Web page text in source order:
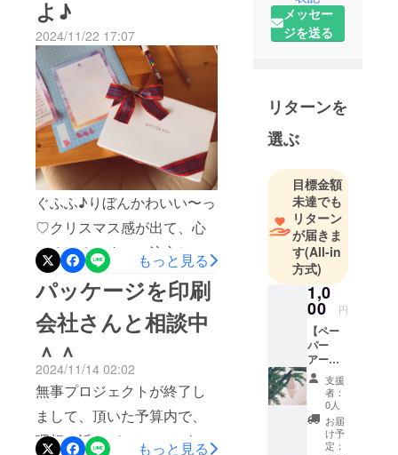
クトのラストになります良
い経験をさせていただきま
した誠にありがとうござい
ました＾＾はっ！きりゅ！
ごめんねなんだかんだあり
まして、小冊子送るの断念
したんだデータあるよ、よ
かったらこちらで見てやっ
てくださいな＾＾この子も
成仏するだ〜救われるだ〜
＾＾Thank you so so much
to all ! LOVE♡
よ♪
2024/11/22 17:07
ぐふふ♪りぼんかわいい〜っ
♡クリスマス感が出て、心
ほくほくです＾＾注文した
箱が届いたよ♪いただいた予
算で、真っ白なかわいい箱
ちゃんを注文しました＾＾
明日発送するよん♪発送完了
後、また改めて個別にご連
絡いたします＾＾お届けで
きることを嬉しく思います♪
もっと見る
パッケージを印刷
会社さんと相談中
＾＾
2024/11/14 02:02
無事プロジェクトが終了し
まして、頂いた予算内で、
理想に近いパッケージが出
もっと見る
----------------
------
くて包み込
むような美
しい世界。
ちを愛でな
がら、不思
議な癒し
と、吸い込
まれていく
心地よさを
感じてみ
手にとって
いただいた
方々が少し
でも幸せな
メッセー
ジを送る
リターンを
選ぶ
目標金額
未達でも
リターン
が届きま
す(All-in
方式)
1,0
00 円
【ペー
パー
アー
ト/1000
円】 紙
ででき
た、
オーナ
メント
支援
者：
0人
お届
け予
定：